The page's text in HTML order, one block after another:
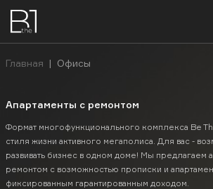
О комплексе
Бизнес-центр
Новости
Главная | Офисы
Апартаменты с ремонтом
Формат многофункционального комплекса Be
стиля жизни активного мегаполиса. Для вас -
развивать бизнес в одном доме! Мы предлагаем
ремонтом с возможностью прописки и
фиксированным гарантированным доходом.